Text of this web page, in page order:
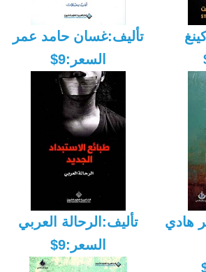
تأليف:غسان حامد عمر
السعر:9$
هادي
تأليف:الرحالة العربي
السعر:9$